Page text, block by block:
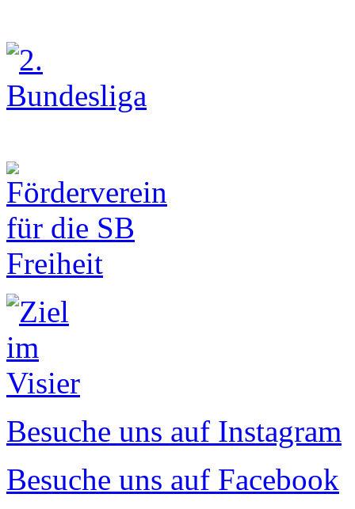
Besuche uns auf Instagram
Besuche uns auf Facebook